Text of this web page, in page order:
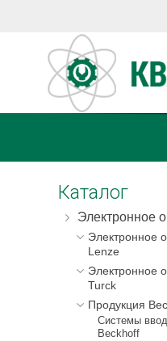
Каталог
Электронное
Электронное
Lenze
Электронное
Turck
Продукция
Системы
Beckhoff